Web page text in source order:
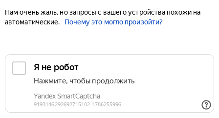
Нам очень жаль, но запросы с вашего устройства похожи на
автоматические.
Почему это могло произойти?